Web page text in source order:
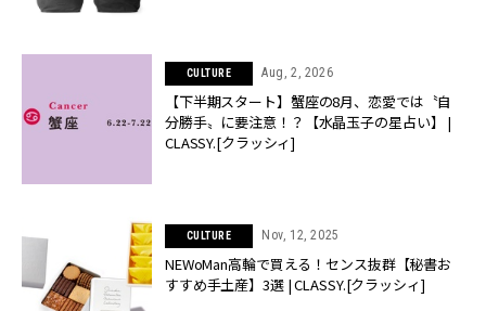
CULTURE Aug, 2, 2026
【下半期スタート】蟹座の8月、恋愛では〝自
分勝手〟に要注意！？【水晶玉子の星占い】 |
CLASSY.[クラッシィ]
CULTURE Nov, 12, 2025
NEWoMan高輪で買える！センス抜群【秘書お
すすめ手土産】3選 | CLASSY.[クラッシィ]